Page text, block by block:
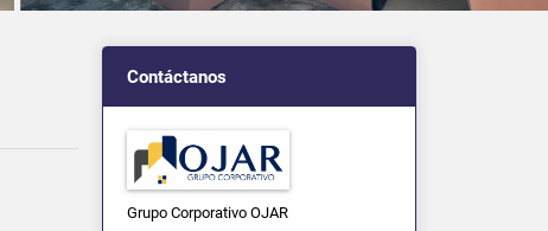
Contáctanos
Grupo Corporativo OJAR